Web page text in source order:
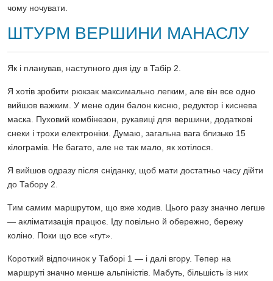
чому ночувати.
ШТУРМ ВЕРШИНИ МАНАСЛУ
Як і планував, наступного дня іду в Табір 2.
Я хотів зробити рюкзак максимально легким, але він все одно
вийшов важким. У мене один балон кисню, редуктор і киснева
маска. Пуховий комбінезон, рукавиці для вершини, додаткові
снеки і трохи електроніки. Думаю, загальна вага близько 15
кілограмів. Не багато, але не так мало, як хотілося.
Я вийшов одразу після сніданку, щоб мати достатньо часу дійти
до Табору 2.
Тим самим маршрутом, що вже ходив. Цього разу значно легше
— акліматизація працює. Іду повільно й обережно, бережу
коліно. Поки що все «гут».
Короткий відпочинок у Таборі 1 — і далі вгору. Тепер на
маршруті значно менше альпіністів. Мабуть, більшість із них